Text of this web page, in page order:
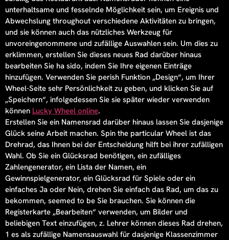
unterhaltsame und fesselnde Möglichkeit sein, um Ereignis und
Abwechslung throughout verschiedene Aktivitäten zu bringen,
und sie können auch das nützliches Werkzeug für
unvoreingenommene und zufällige Auswahlen sein. Um dies zu
erklimmen, erstellen Sie dieses neues Rad darüber hinaus
bearbeiten Sie ha sido, indem Sie Ihre eigenen Einträge
hinzufügen. Verwenden Sie perish Funktion „Design“, um Ihrer
Wheel-Seite sehr Persönlichkeit zu geben, und klicken Sie auf
„Speichern“, infolgedessen Sie sie später wieder verwenden
können Lucky Wheel online.
Erstellen Sie ein Namensrad darüber hinaus lassen Sie dasjenige
Glück seine Arbeit machen. Spin the particular Wheel ist das
Drehrad, das Ihnen bei der Entscheidung hilft bei ihrer zufälligen
Wahl. Ob Sie ein Glücksrad benötigen, ein zufälliges
Zahlengenerator, ein Lista der Namen, ein
Gewinnspielgenerator, ein Glücksrad für Spiele oder ein
einfaches Ja oder Nein, drehen Sie einfach das Rad, um das zu
bekommen, seemed to be Sie brauchen. Sie können die
Registerkarte „Bearbeiten“ verwenden, um Bilder und
beliebigen Text einzufügen, z. Lehrer können dieses Rad drehen,
1 es als zufällige Namensauswahl für dasjenige Klassenzimmer